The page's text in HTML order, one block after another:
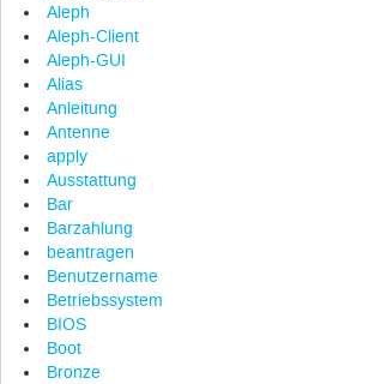
Aleph
Aleph-Client
Aleph-GUI
Alias
Anleitung
Antenne
apply
Ausstattung
Bar
Barzahlung
beantragen
Benutzername
Betriebssystem
BIOS
Boot
Bronze